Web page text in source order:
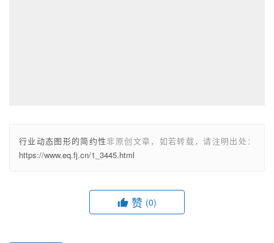
行业动态图形的简约性非原创文章，如若转载，请注明出处：
https://www.eq.fj.cn/1_3445.html
赞 (0)